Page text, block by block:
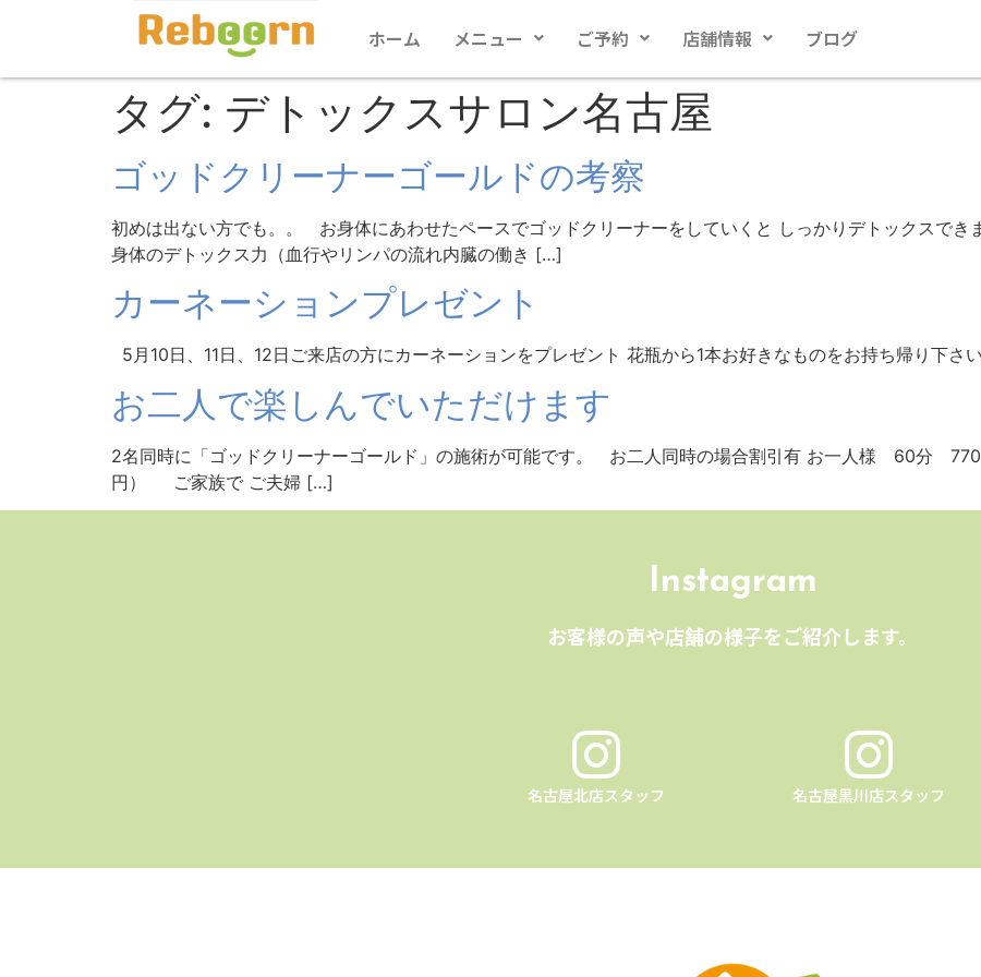
ホーム メニュー ご予約 店舗情報 ブログ
タグ: デトックスサロン名古屋
ゴッドクリーナーゴールドの考察
初めは出ない方でも。。 お身体にあわせたペースでゴッドクリーナーをしていくと しっかりデトックスで
身体のデトックス力（血行やリンパの流れ内臓の働き […]
カーネーションプレゼント
5月10日、11日、12日ご来店の方にカーネーションをプレゼント 花瓶から1本お好きなものをお持ち帰り下さい
お二人で楽しんでいただけます
2名同時に「ゴッドクリーナーゴールド」の施術が可能です。 お二人同時の場合割引有 お一人様 60分
円） ご家族で ご夫婦 […]
Instagram
お客様の声や店舗の様子をご紹介します。
名古屋北店スタッフ 名古屋黒川店スタッフ